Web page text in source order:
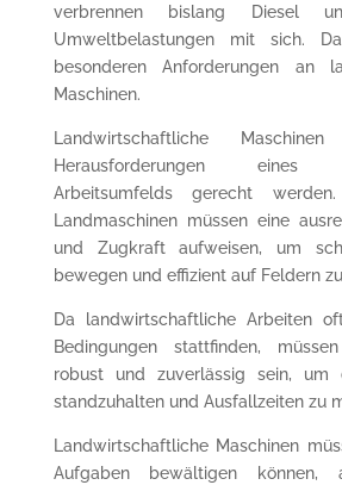
verbrennen bislang Diesel
Umweltbelastungen mit sich.
besonderen Anforderungen an
Maschinen.
Landwirtschaftliche
Herausforderungen eines
Arbeitsumfelds gerecht
Landmaschinen müssen eine
und Zugkraft aufweisen, um
bewegen und effizient auf Feldern
Da landwirtschaftliche Arbeiten
Bedingungen stattfinden,
robust und zuverlässig sein, um
standzuhalten und Ausfallzeiten zu
Landwirtschaftliche Maschinen
Aufgaben bewältigen können,